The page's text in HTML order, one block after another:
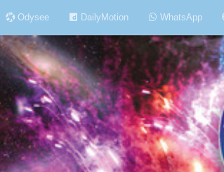
Odysee DailyMotion WhatsApp